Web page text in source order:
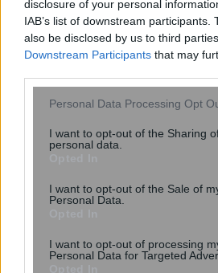
disclosure of your personal
IAB’s list of downstream participants.
also be disclosed by us to third
Downstream Participants that may
Please note that this website/app
not limited to your visit or usage
grant or deny consent to Google and
consent section.
Personal Data Processing Opt
I want to opt-out of the Sharing
personal data.
I want to opt-out of the Sale of
Personal Data.
I want to opt-out of processing
Personal Data for Targeted
Ρέθυμνο: Άγριος
51χρονου Βρετανού – Σε
συλλήψεις προχώρησαν